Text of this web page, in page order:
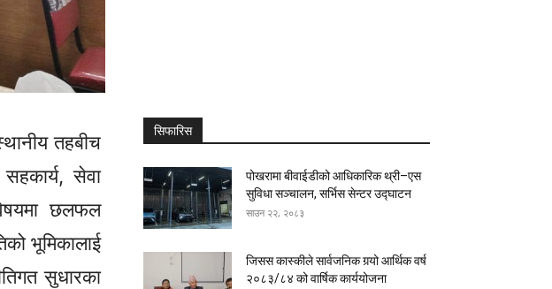
तहबीच
सेवा
छलफल
भूमिकालाई
सुधारका
सिफारिस
पोखरामा बीवाईडीको आधिकारिक थ्री–एस
सुविधा सञ्चालन, सर्भिस सेन्टर उद्घाटन
साउन २२, २०८३
जिसस कास्कीले सार्वजनिक गर्‍यो आर्थिक वर्ष
२०८३/८४ को वार्षिक कार्ययोजना